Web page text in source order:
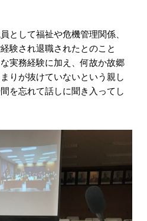
として福祉や危機管理関係、
験され退職されたとのこと
実務経験に加え、何故か故郷
りが抜けていないという親し
を忘れて話しに聞き入ってし